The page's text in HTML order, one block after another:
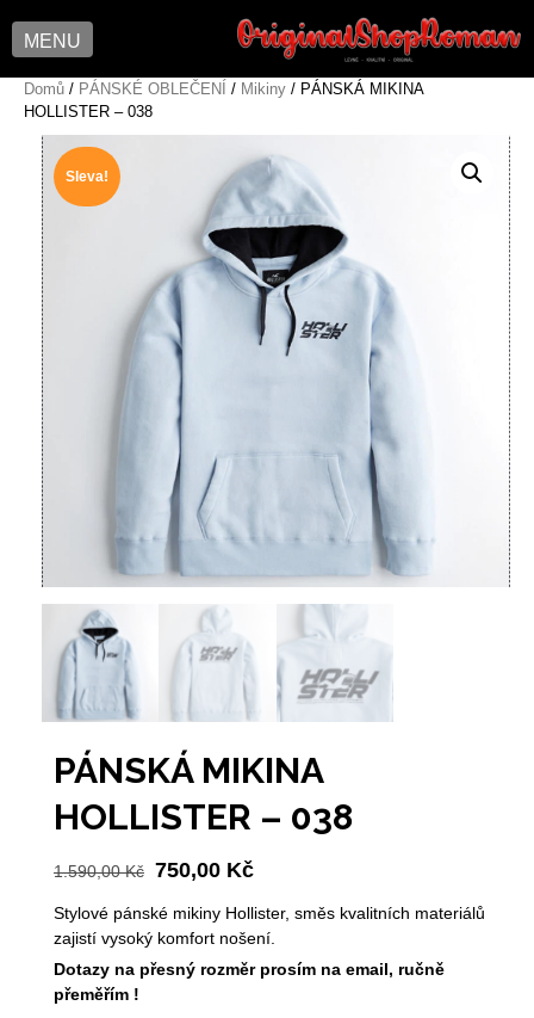
MENU
Skip
content
Domů / PÁNSKÉ OBLEČENÍ / Mikiny / PÁNSKÁ MIKINA
HOLLISTER – 038
Sleva!
PÁNSKÁ MIKINA
HOLLISTER – 038
1.590,00Kč Původní
byla:
1.590,00 Kč.
750,00 Kč
je:
750,00 Kč.
Stylové pánské mikiny Hollister, směs kvalitních materiálů
zajistí vysoký komfort nošení.
Dotazy na přesný rozměr prosím na email, ručně
přeměřím !